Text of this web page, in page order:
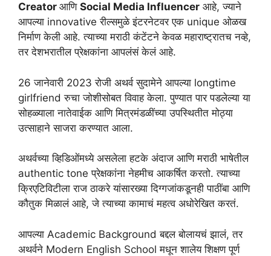
Creator आणि Social Media Influencer आहे, ज्याने
आपल्या innovative रील्समुळे इंटरनेटवर एक unique ओळख
निर्माण केली आहे. त्याच्या मराठी कंटेंटने केवळ महाराष्ट्रातच नव्हे,
तर देशभरातील प्रेक्षकांना आपलंसं केलं आहे.
26 जानेवारी 2023 रोजी अथर्व सुदामेने आपल्या longtime
girlfriend रुचा जोशीसोबत विवाह केला. पुण्यात पार पडलेल्या या
सोहळ्याला नातेवाईक आणि मित्रमंडळींच्या उपस्थितीत मोठ्या
उत्साहाने साजरा करण्यात आला.
अथर्वच्या व्हिडिओंमध्ये असलेला हटके अंदाज आणि मराठी भाषेतील
authentic tone प्रेक्षकांना नेहमीच आकर्षित करतो. त्याच्या
क्रिएटिविटीला राज ठाकरे यांसारख्या दिग्गजांकडूनही पाठींबा आणि
कौतुक मिळालं आहे, जे त्याच्या कामाचं महत्व अधोरेखित करतं.
आपल्या Academic Background बद्दल बोलायचं झालं, तर
अथर्वने Modern English School मधून शालेय शिक्षण पूर्ण